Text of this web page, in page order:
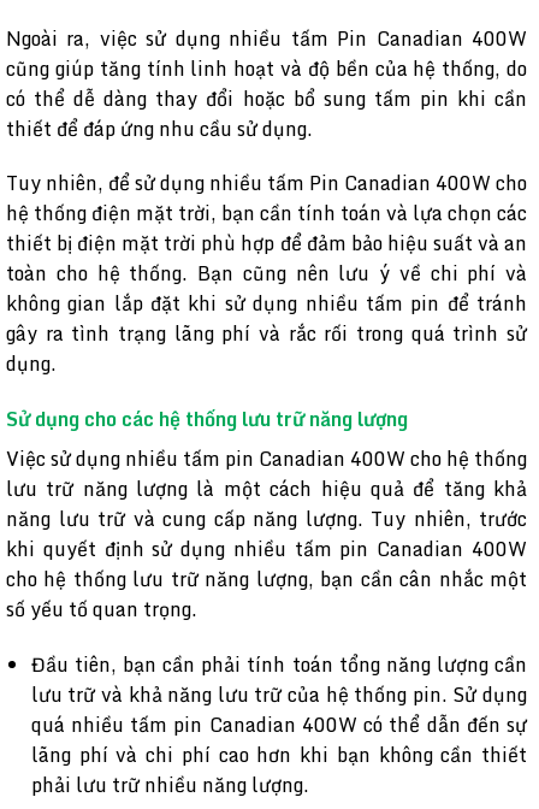
Ngoài ra, việc sử dụng nhiều tấm Pin Canadian 400W
cũng giúp tăng tính linh hoạt và độ bền của hệ thống, do
có thể dễ dàng thay đổi hoặc bổ sung tấm pin khi cần
thiết để đáp ứng nhu cầu sử dụng.
Tuy nhiên, để sử dụng nhiều tấm Pin Canadian 400W cho
hệ thống điện mặt trời, bạn cần tính toán và lựa chọn các
thiết bị điện mặt trời phù hợp để đảm bảo hiệu suất và an
toàn cho hệ thống. Bạn cũng nên lưu ý về chi phí và
không gian lắp đặt khi sử dụng nhiều tấm pin để tránh
gây ra tình trạng lãng phí và rắc rối trong quá trình sử
dụng.
Sử dụng cho các hệ thống lưu trữ năng lượng
Việc sử dụng nhiều tấm pin Canadian 400W cho hệ thống
lưu trữ năng lượng là một cách hiệu quả để tăng khả
năng lưu trữ và cung cấp năng lượng. Tuy nhiên, trước
khi quyết định sử dụng nhiều tấm pin Canadian 400W
cho hệ thống lưu trữ năng lượng, bạn cần cân nhắc một
số yếu tố quan trọng.
Đầu tiên, bạn cần phải tính toán tổng năng lượng cần
lưu trữ và khả năng lưu trữ của hệ thống pin. Sử dụng
quá nhiều tấm pin Canadian 400W có thể dẫn đến sự
lãng phí và chi phí cao hơn khi bạn không cần thiết
phải lưu trữ nhiều năng lượng.